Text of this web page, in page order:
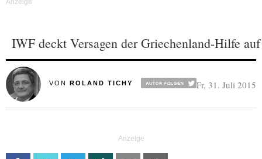
IWF deckt Versagen der Griechenland-Hilfe auf
VON ROLAND TICHY Fr, 31. Juli 2015